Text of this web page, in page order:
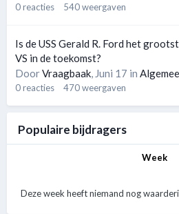
0reacties 540weergaven
Is de USS Gerald R. Ford het
VS in de toekomst?
DoorVraagbaak, Juni 17 in
0reacties 470weergaven
Populaire bijdragers
Week
Deze week heeft niemand nog